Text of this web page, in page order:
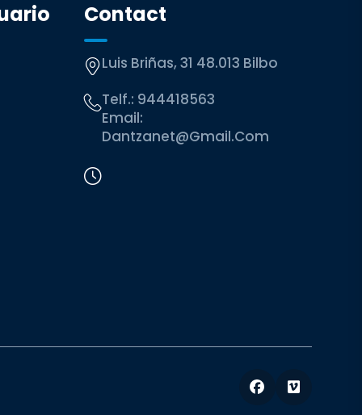
Contact
Luis Briñas, 31 48.013 Bilbo
Telf.: 944418563
Email:
Dantzanet@gmail.com
Facebook
Vimeo